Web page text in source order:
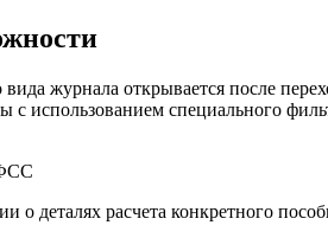
журнала открывается после
с использованием специального
о деталях расчета конкретного